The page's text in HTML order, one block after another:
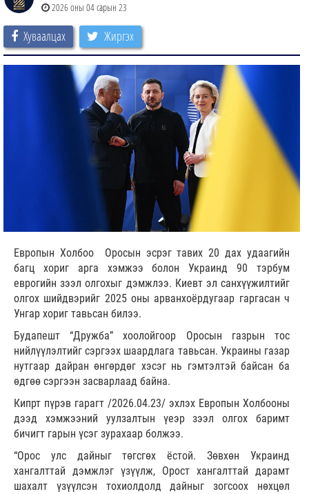
2026 оны 04 сарын 23
Хуваалцах Жиргэх
Европын Холбоо Оросын эсрэг тавих 20 дах удаагийн
багц хориг арга хэмжээ болон Украинд 90 тэрбум
еврогийн зээл олгохыг дэмжлээ. Киевт эл санхүүжилтийг
олгох шийдвэрийг 2025 оны арванхоёрдугаар гаргасан ч
Унгар хориг тавьсан билээ.
Будапешт “Дружба” хоолойгоор Оросын газрын тос
нийлүүлэлтийг сэргээх шаардлага тавьсан. Украины газар
нутгаар дайран өнгөрдөг хэсэг нь гэмтэлтэй байсан ба
өдгөө сэргээн засварлаад байна.
Кипрт пүрэв гарагт /2026.04.23/ эхлэх Европын Холбооны
дээд хэмжээний уулзалтын үеэр зээл олгох баримт
бичигт гарын үсэг зурахаар болжээ.
“Орос улс дайныг төгсгөх ёстой. Зөвхөн Украинд
хангалттай дэмжлэг үзүүлж, Орост хангалттай дарамт
шахалт үзүүлсэн тохиолдолд дайныг зогсоох нөхцөл